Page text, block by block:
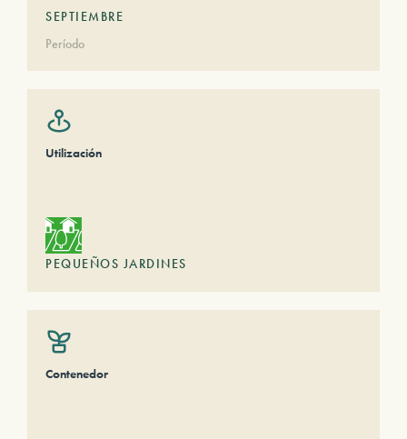
SEPTIEMBRE
Período
Utilización
PEQUEÑOS JARDINES
Contenedor